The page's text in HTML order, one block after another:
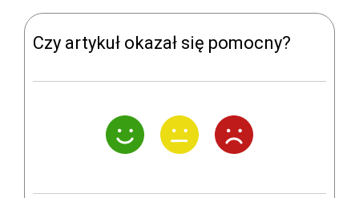
Czy artykuł okazał się pomocny?